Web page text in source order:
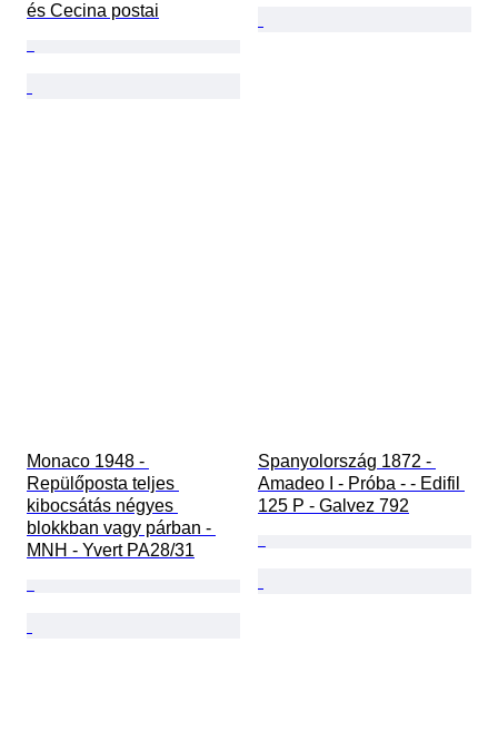
és Cecina postai
Monaco 1948 -
Repülőposta teljes
kibocsátás négyes
blokkban vagy párban -
MNH - Yvert PA28/31
Spanyolország 1872 -
Amadeo I - Próba - - Edifil
125 P - Galvez 792